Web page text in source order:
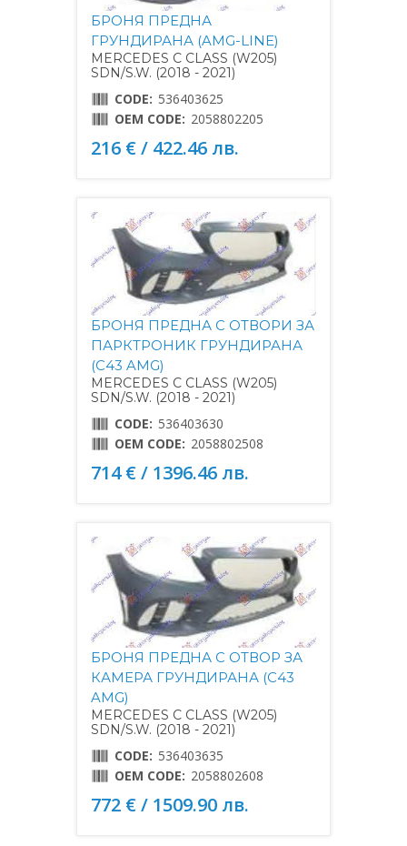
БРОНЯ ПРЕДНА
ГРУНДИРАНА (AMG-LINE)
MERCEDES C CLASS (W205)
SDN/S.W. (2018 - 2021)
CODE: 536403625
OEM CODE: 2058802205
216 € / 422.46 лв.
БРОНЯ ПРЕДНА С ОТВОРИ ЗА
ПАРКТРОНИК ГРУНДИРАНА
(C43 AMG)
MERCEDES C CLASS (W205)
SDN/S.W. (2018 - 2021)
CODE: 536403630
OEM CODE: 2058802508
714 € / 1396.46 лв.
БРОНЯ ПРЕДНА С ОТВОР ЗА
КАМЕРА ГРУНДИРАНА (C43
AMG)
MERCEDES C CLASS (W205)
SDN/S.W. (2018 - 2021)
CODE: 536403635
OEM CODE: 2058802608
772 € / 1509.90 лв.